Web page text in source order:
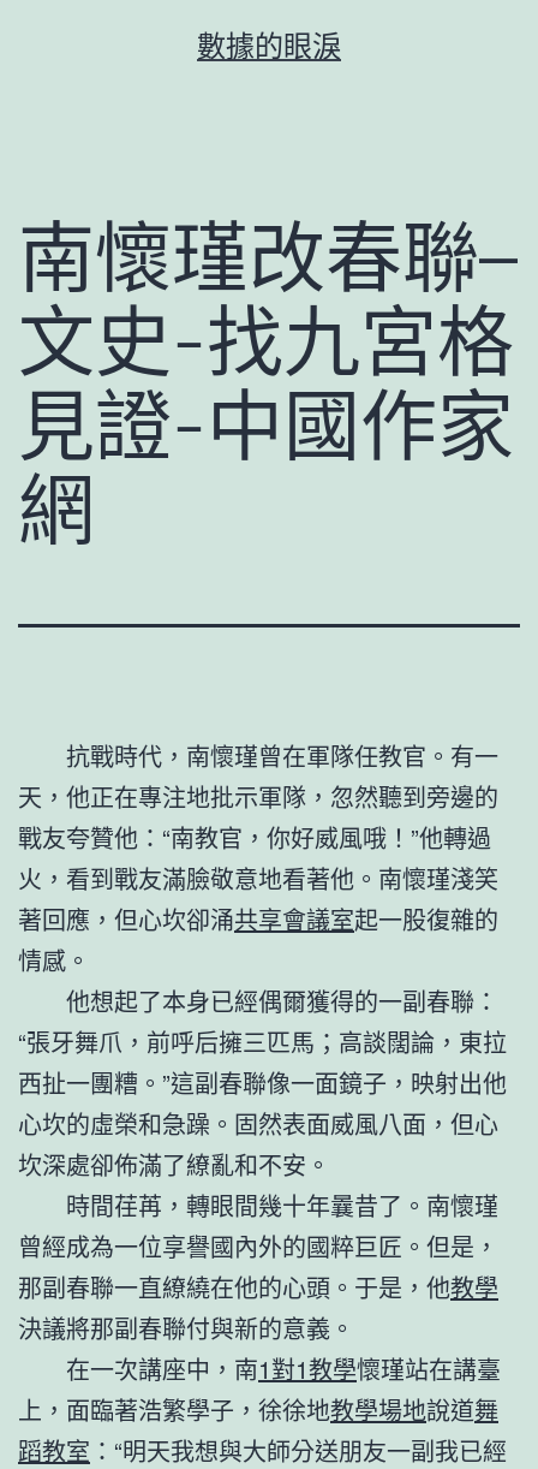
容
數據的眼淚
南懷瑾改春聯–
文史-找九宮格
見證-中國作家
網
抗戰時代，南懷瑾曾在軍隊任教官。有一
天，他正在專注地批示軍隊，忽然聽到旁邊的
戰友夸贊他：“南教官，你好威風哦！”他轉過
火，看到戰友滿臉敬意地看著他。南懷瑾淺笑
著回應，但心坎卻涌共享會議室起一股復雜的
情感。
他想起了本身已經偶爾獲得的一副春聯：
“張牙舞爪，前呼后擁三匹馬；高談闊論，東拉
西扯一團糟。”這副春聯像一面鏡子，映射出他
心坎的虛榮和急躁。固然表面威風八面，但心
坎深處卻佈滿了繚亂和不安。
時間荏苒，轉眼間幾十年曩昔了。南懷瑾
曾經成為一位享譽國內外的國粹巨匠。但是，
那副春聯一直繚繞在他的心頭。于是，他教學
決議將那副春聯付與新的意義。
在一次講座中，南1對1教學懷瑾站在講臺
上，面臨著浩繁學子，徐徐地教學場地說道舞
蹈教室 ：“明天我想與大師分送朋友一副我已經